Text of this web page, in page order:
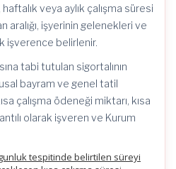
haftalık veya aylık çalışma süresi
aralığı, işyerinin gelenekleri ve
işverence belirlenir.
tabi tutulan sigortalının
bayram ve genel tatil
çalışma ödeneği miktarı, kısa
olarak işveren ve Kurum
tespitinde belirtilen süreyi